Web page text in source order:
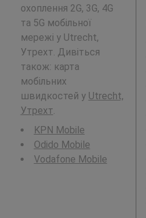
охоплення 2G, 3G, 4G
та 5G мобільної
мережі у Utrecht,
Утрехт. Дивіться
також: карта
мобільних
швидкостей у Utrecht,
Утрехт
KPN Mobile
Odido Mobile
Vodafone Mobile